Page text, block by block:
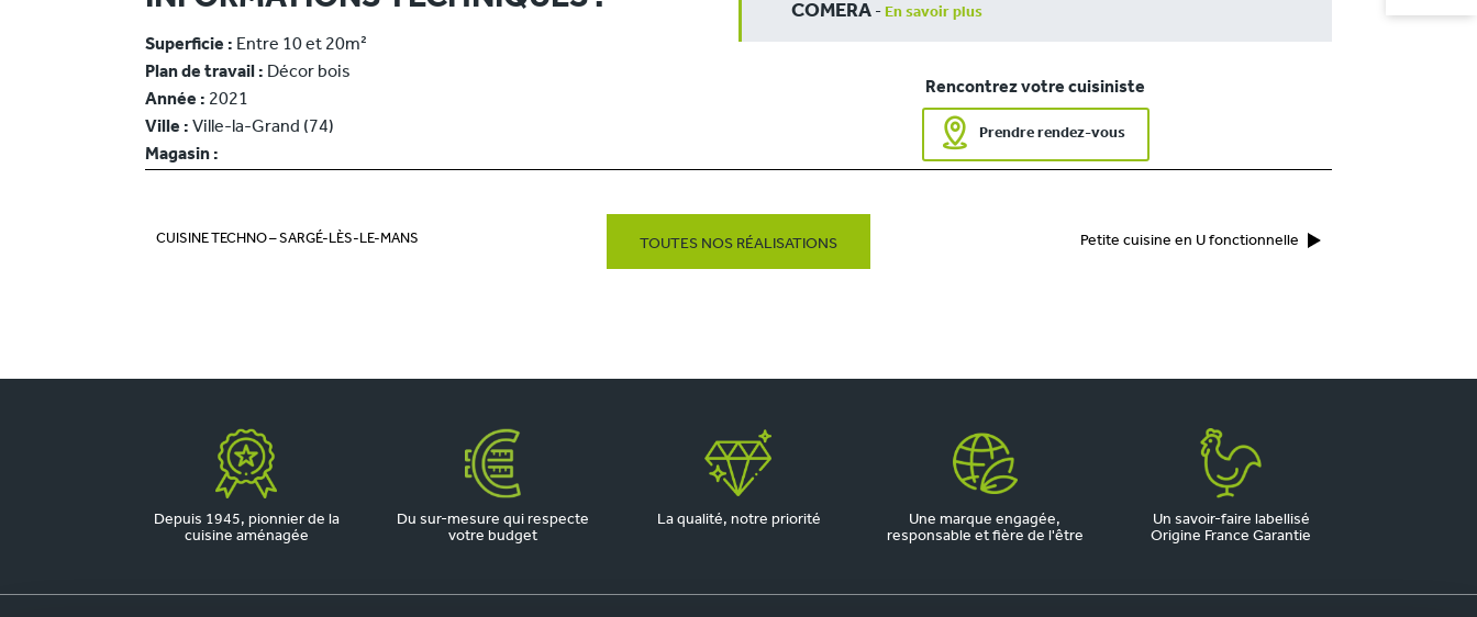
Superficie : Entre 10 et 20m²
Plan de travail : Décor bois
Année : 2021
Ville : Ville-la-Grand (74)
Magasin :
COMERA - En savoir plus
Rencontrez votre cuisiniste
Prendre rendez-vous
CUISINE TECHNO – SARGÉ-LÈS-LE-MANS TOUTES NOS RÉALISATIONS Petite cuisine en U fonctionnelle
Depuis 1945, pionnier de la
cuisine aménagée
Du sur-mesure qui respecte
votre budget
La qualité, notre priorité
Une marque engagée,
responsable et fière de l'être
Un savoir-faire labellisé
Origine France Garantie